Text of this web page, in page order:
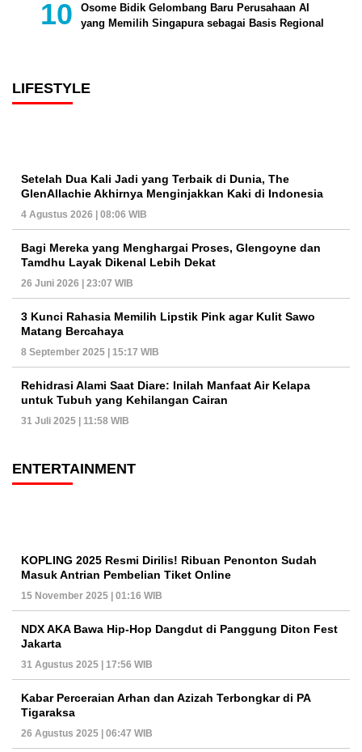
Osome Bidik Gelombang Baru Perusahaan AI
yang Memilih Singapura sebagai Basis Regional
LIFESTYLE
Setelah Dua Kali Jadi yang Terbaik di Dunia, The
GlenAllachie Akhirnya Menginjakkan Kaki di Indonesia
4 Agustus 2026 | 08:06 WIB
Bagi Mereka yang Menghargai Proses, Glengoyne dan
Tamdhu Layak Dikenal Lebih Dekat
26 Juni 2026 | 23:07 WIB
3 Kunci Rahasia Memilih Lipstik Pink agar Kulit Sawo
Matang Bercahaya
8 September 2025 | 15:17 WIB
Rehidrasi Alami Saat Diare: Inilah Manfaat Air Kelapa
untuk Tubuh yang Kehilangan Cairan
31 Juli 2025 | 11:58 WIB
ENTERTAINMENT
KOPLING 2025 Resmi Dirilis! Ribuan Penonton Sudah
Masuk Antrian Pembelian Tiket Online
15 November 2025 | 01:16 WIB
NDX AKA Bawa Hip-Hop Dangdut di Panggung Diton Fest
Jakarta
31 Agustus 2025 | 17:56 WIB
Kabar Perceraian Arhan dan Azizah Terbongkar di PA
Tigaraksa
26 Agustus 2025 | 06:47 WIB